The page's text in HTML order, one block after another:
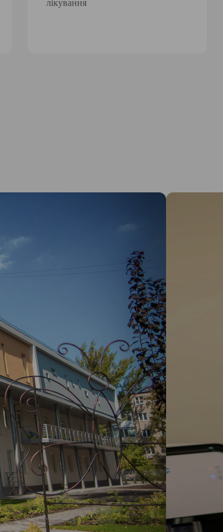
лікування
Трохи історії
У 2021 році всі медичні центри
об'єдналися під одним брендом
Твоя територія здоров'я!»
Детальніше